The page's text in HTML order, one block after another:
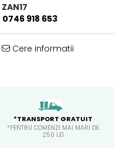
ZAN17
0746 918 653
Cere informatii
*TRANSPORT GRATUIT
*PENTRU COMENZI MAI MARI DE
250 LEI